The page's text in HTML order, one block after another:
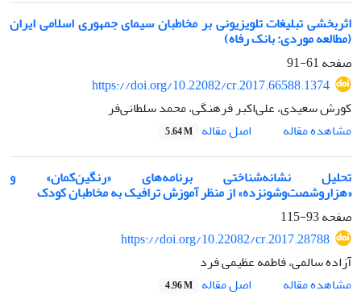
اثربخشی تبلیغات تلویزیونی بر مخاطبان سیمای جمهوری اسلامی ایران
(مطالعه موردی: بانک رفاه)
صفحه61-91
https://doi.org/10.22082/cr.2017.66588.1374
کورش سعیدی، علی‌اکبر فرهنگی، محمد سلطانی‌فر
مشاهده مقاله
اصل مقاله 5.64 M
تحلیل نشانه‌شناختی برنامه‌های «رنگین‌کمان» و
«هزا‌رو‌شصت‌و‌شونزده» از منظر آموزش ترافیک به مخاطبان کودک
صفحه93-115
https://doi.org/10.22082/cr.2017.28788
آزاده سالمی، فاطمه عظیمی فرد
مشاهده مقاله
اصل مقاله 4.96 M